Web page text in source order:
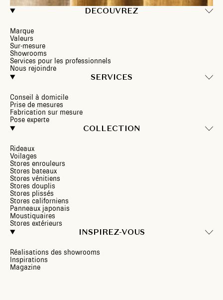
DECOUVREZ
Marque
Valeurs
Sur-mesure
Showrooms
Services pour les professionnels
Nous rejoindre
SERVICES
Conseil à domicile
Prise de mesures
Fabrication sur mesure
Pose experte
COLLECTION
Rideaux
Voilages
Stores enrouleurs
Stores bateaux
Stores vénitiens
Stores douplis
Stores plissés
Stores californiens
Panneaux japonais
Moustiquaires
Stores extérieurs
INSPIREZ-VOUS
Réalisations des showrooms
Inspirations
Magazine